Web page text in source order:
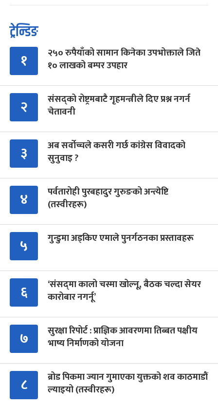
ट्रेन्डिङ
१
२५० रुपैयाँको सामान किनेका उपभोक्ताले जिते
१० लाखको बम्पर उपहार
२
संसद्को रोष्ट्रमबाटै गृहमन्त्रीले दिए प्रश्न नगर्न
चेतावनी
३
अब सर्वोच्चले कसरी गर्छ कांग्रेस विवादको
सुनुवाइ ?
४
पर्वतारोही पुरबहादुर गुरुङको अन्त्येष्टि
(तस्वीरहरू)
५ गुन्डुमा अड्किए एमाले पुनर्गठनका प्रस्तावहरू
६
‘संसद्‍मा कालो चस्मा खोल्नू, बैठक चल्दा सेयर
कारोबार नगर्नू’
७
सुरक्षा रिपोर्ट : प्राज्ञिक आवरणमा तिब्बत पक्षीय
भाष्य निर्माणको योजना
८
ब्रोड पिकमा ज्यान गुमाएका युक्तको शव काठमाडौं
ल्याइयो (तस्वीरहरू)